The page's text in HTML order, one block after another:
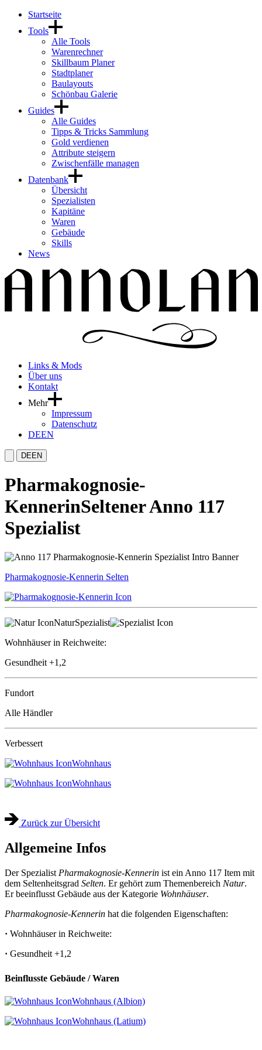
Startseite
Tools
Alle Tools
Warenrechner
Skillbaum Planer
Stadtplaner
Baulayouts
Schönbau Galerie
Guides
Alle Guides
Tipps & Tricks Sammlung
Gold verdienen
Attribute steigern
Zwischenfälle managen
Datenbank
Übersicht
Spezialisten
Kapitäne
Waren
Gebäude
Skills
News
Links & Mods
Über uns
Kontakt
Mehr
Impressum
Datenschutz
DEEN
DEEN
Pharmakognosie-
KennerinSeltener Anno 117
Spezialist
Pharmakognosie-Kennerin Selten
NaturSpezialist
Wohnhäuser in Reichweite:
Gesundheit +1,2
Fundort
Alle Händler
Verbessert
Wohnhaus
Wohnhaus
Zurück zur Übersicht
Allgemeine Infos
Der Spezialist Pharmakognosie-Kennerin ist ein Anno 117 Item mit
dem Seltenheitsgrad Selten. Er gehört zum Themenbereich Natur.
Er beeinflusst Gebäude aus der Kategorie Wohnhäuser.
Pharmakognosie-Kennerin hat die folgenden Eigenschaften:
· Wohnhäuser in Reichweite:
· Gesundheit +1,2
Beinflusste Gebäude / Waren
Wohnhaus (Albion)
Wohnhaus (Latium)